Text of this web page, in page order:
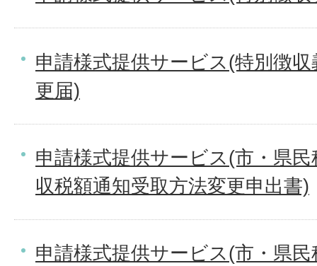
申請様式提供サービス(特別徴
更届)
申請様式提供サービス(市・県
収税額通知受取方法変更申出書)
申請様式提供サービス(市・県